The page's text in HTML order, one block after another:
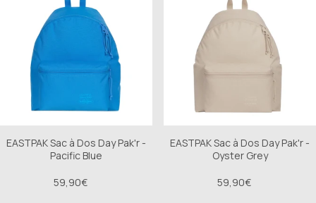
EASTPAK Sac à Dos Day Pak'r -
Pacific Blue
59,90€
EASTPAK Sac à Dos Day Pak'r -
Oyster Grey
59,90€